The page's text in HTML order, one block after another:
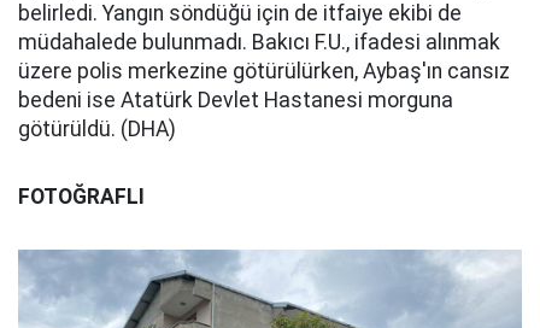
belirledi. Yangın söndüğü için de itfaiye ekibi de
müdahalede bulunmadı. Bakıcı F.U., ifadesi alınmak
üzere polis merkezine götürülürken, Aybaş'ın cansız
bedeni ise Atatürk Devlet Hastanesi morguna
götürüldü. (DHA)
FOTOĞRAFLI